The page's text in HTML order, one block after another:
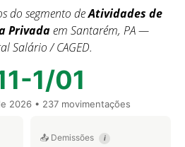
do segmento deAtividades de
Privadaem Santarém, PA —
Salário / CAGED.
1/01
2026 • 237 movimentações
📤 Demissões i